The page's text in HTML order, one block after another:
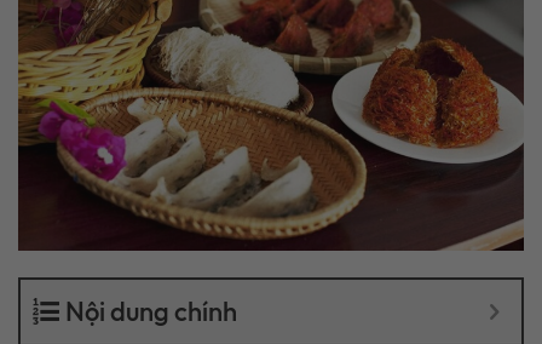
Nội dung chính